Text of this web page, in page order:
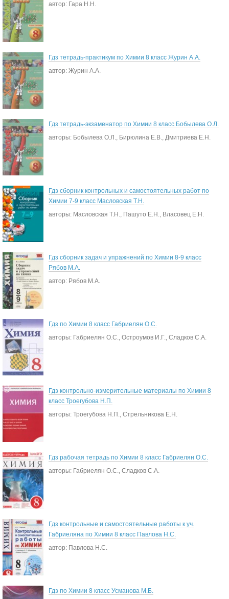
автор: Гара Н.Н.
Гдз тетрадь-практикум по Химии 8 класс Журин А.А.
автор: Журин А.А.
Гдз тетрадь-экзаменатор по Химии 8 класс Бобылева О.Л.
авторы: Бобылева О.Л., Бирюлина Е.В., Дмитриева Е.Н.
Гдз сборник контрольных и самостоятельных работ по
Химии 7-9 класс Масловская Т.Н.
авторы: Масловская Т.Н., Пашуто Е.Н., Власовец Е.Н.
Гдз сборник задач и упражнений по Химии 8-9 класс
Рябов М.А.
автор: Рябов М.А.
Гдз по Химии 8 класс Габриелян О.С.
авторы: Габриелян О.С., Остроумов И.Г., Сладков С.А.
Гдз контрольно-измерительные материалы по Химии 8
класс Троегубова Н.П.
авторы: Троегубова Н.П., Стрельникова Е.Н.
Гдз рабочая тетрадь по Химии 8 класс Габриелян О.С.
авторы: Габриелян О.С., Сладков С.А.
Гдз контрольные и самостоятельные работы к уч.
Габриеляна по Химии 8 класс Павлова Н.С.
автор: Павлова Н.С.
Гдз по Химии 8 класс Усманова М.Б.